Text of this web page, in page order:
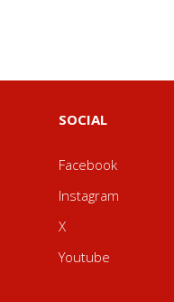
SOCIAL
Facebook
Instagram
X
Youtube